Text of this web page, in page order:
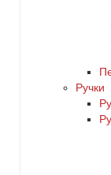
Ручки